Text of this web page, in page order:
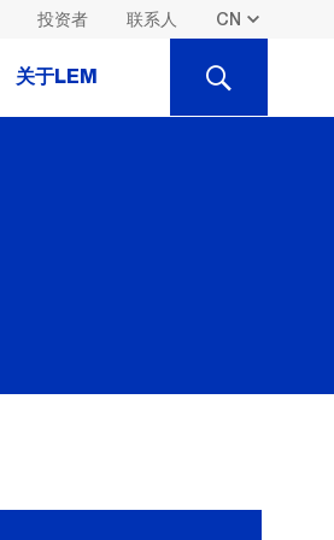
投资者 联系人
关于LEM SEARCH